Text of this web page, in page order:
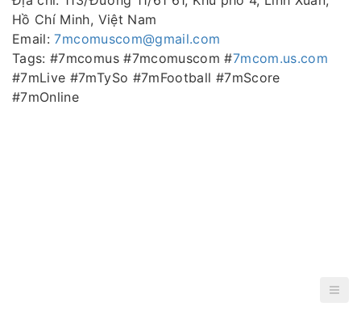
Hồ Chí Minh, Việt Nam
Email:7mcomuscom@gmail.com
Tags: #7mcomus #7mcomuscom #7mcom.us.com
#7mLive #7mTySo #7mFootball #7mScore
#7mOnline